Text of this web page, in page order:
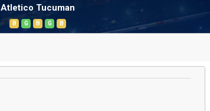
Atletico Tucuman
B G B G B